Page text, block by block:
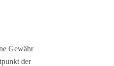
Gewähr
der